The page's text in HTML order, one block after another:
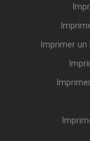
Imprimer